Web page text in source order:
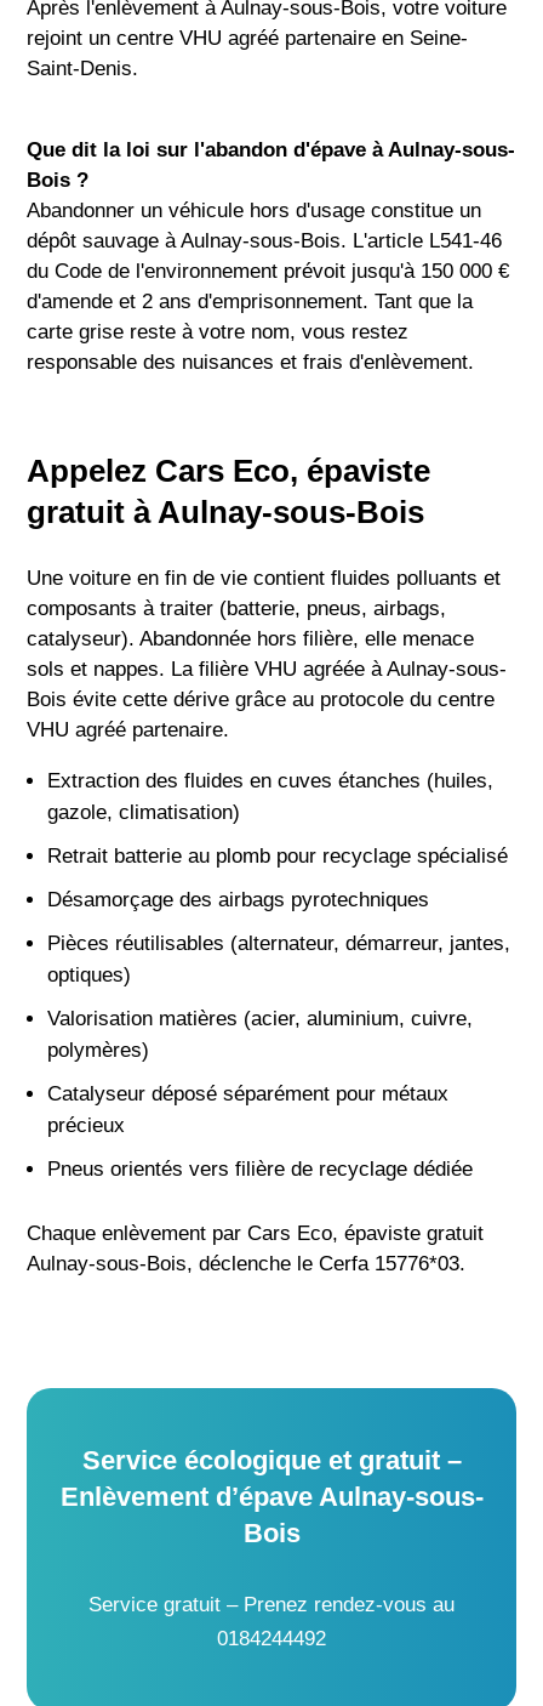
Après l'enlèvement à Aulnay-sous-Bois, votre voiture
rejoint un centre VHU agréé partenaire en Seine-
Saint-Denis.
Que dit la loi sur l'abandon d'épave à Aulnay-sous-
Bois ?
Abandonner un véhicule hors d'usage constitue un
dépôt sauvage à Aulnay-sous-Bois. L'article L541-46
du Code de l'environnement prévoit jusqu'à 150 000 €
d'amende et 2 ans d'emprisonnement. Tant que la
carte grise reste à votre nom, vous restez
responsable des nuisances et frais d'enlèvement.
Appelez Cars Eco, épaviste
gratuit à Aulnay-sous-Bois
Une voiture en fin de vie contient fluides polluants et
composants à traiter (batterie, pneus, airbags,
catalyseur). Abandonnée hors filière, elle menace
sols et nappes. La filière VHU agréée à Aulnay-sous-
Bois évite cette dérive grâce au protocole du centre
VHU agréé partenaire.
Extraction des fluides en cuves étanches (huiles,
gazole, climatisation)
Retrait batterie au plomb pour recyclage spécialisé
Désamorçage des airbags pyrotechniques
Pièces réutilisables (alternateur, démarreur, jantes,
optiques)
Valorisation matières (acier, aluminium, cuivre,
polymères)
Catalyseur déposé séparément pour métaux
précieux
Pneus orientés vers filière de recyclage dédiée
Chaque enlèvement par Cars Eco, épaviste gratuit
Aulnay-sous-Bois, déclenche le Cerfa 15776*03.
Service écologique et gratuit –
Enlèvement d’épave Aulnay-sous-
Bois
Service gratuit – Prenez rendez-vous au
0184244492